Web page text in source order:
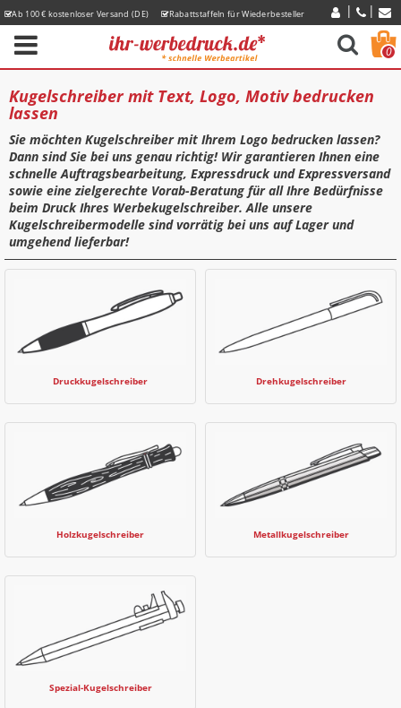
Ab 100 € kostenloser Versand (DE)
Rabattstaffeln für Wiederbesteller
0
Kugelschreiber mit Text, Logo, Motiv bedrucken
lassen
Sie möchten Kugelschreiber mit Ihrem Logo bedrucken lassen?
Dann sind Sie bei uns genau richtig! Wir garantieren Ihnen eine
schnelle Auftragsbearbeitung, Expressdruck und Expressversand
sowie eine zielgerechte Vorab-Beratung für all Ihre Bedürfnisse
beim Druck Ihres Werbekugelschreiber. Alle unsere
Kugelschreibermodelle sind vorrätig bei uns auf Lager und
umgehend lieferbar!
Druckkugelschreiber Drehkugelschreiber
Holzkugelschreiber Metallkugelschreiber
Spezial-Kugelschreiber